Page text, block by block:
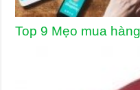
Top 9 Mẹo mua